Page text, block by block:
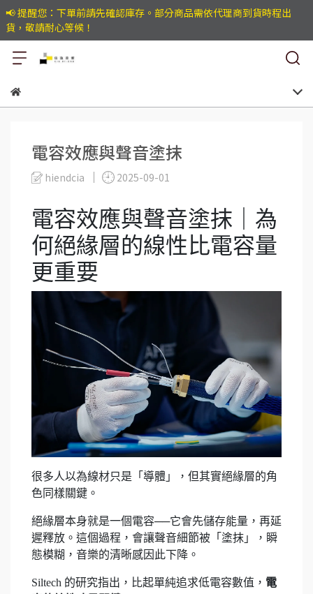
📢 提醒您：下單前請先確認庫存。部分商品需依代理商到貨時程出
貨，敬請耐心等候！
電容效應與聲音塗抹
hiendcia 2025-09-01
電容效應與聲音塗抹｜為
何絕緣層的線性比電容量
更重要
很多人以為線材只是「導體」，但其實絕緣層的角
色同樣關鍵。
絕緣層本身就是一個電容──它會先儲存能量，再延
遲釋放。這個過程，會讓聲音細節被「塗抹」，瞬
態模糊，音樂的清晰感因此下降。
Siltech 的研究指出，比起單純追求低電容數值， 電